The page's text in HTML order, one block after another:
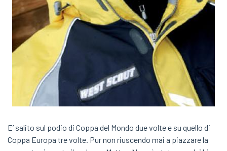
E’ salito sul podio di Coppa del Mondo due volte e su quello di
Coppa Europa tre volte. Pur non riuscendo mai a piazzare la